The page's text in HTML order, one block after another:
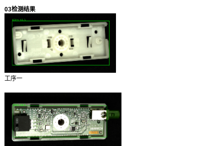
03检测结果
工序一